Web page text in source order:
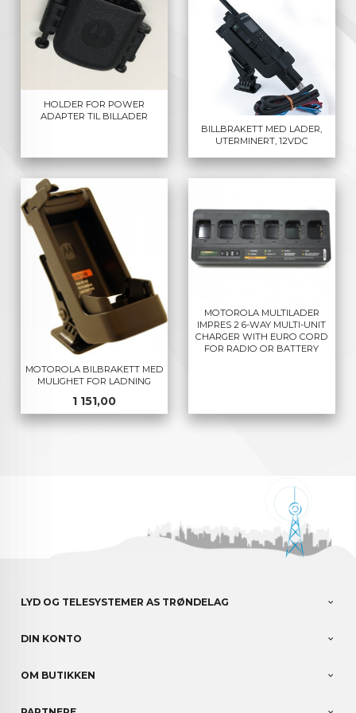
HOLDER FOR POWER
ADAPTER TIL BILLADER
BILLBRAKETT MED LADER,
UTERMINERT, 12VDC
MOTOROLA BILBRAKETT MED
MULIGHET FOR LADNING
Pris
1 151,00
MOTOROLA MULTILADER
IMPRES 2 6-WAY MULTI-UNIT
CHARGER WITH EURO CORD
FOR RADIO OR BATTERY
LYD OG TELESYSTEMER AS TRØNDELAG
DIN KONTO
OM BUTIKKEN